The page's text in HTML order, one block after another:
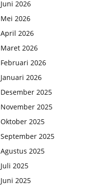
Juni 2026
Mei 2026
April 2026
Maret 2026
Februari 2026
Januari 2026
Desember 2025
November 2025
Oktober 2025
September 2025
Agustus 2025
Juli 2025
Juni 2025